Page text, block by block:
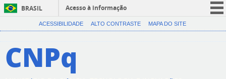
BRASIL
Acesso à informação
CORONAVÍRUS (COVID-19)
ACESSIBILIDADE ALTO CONTRASTE MAPA DO SITE
CNPq